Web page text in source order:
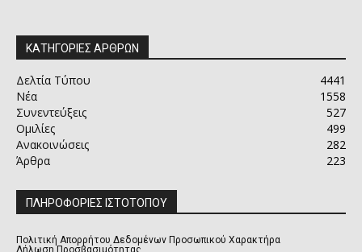
ΚΑΤΗΓΟΡΙΕΣ ΑΡΘΡΩΝ
Δελτία Τύπου
4441
Νέα
1558
Συνεντεύξεις
527
Ομιλίες
499
Ανακοινώσεις
282
Άρθρα
223
ΠΛΗΡΟΦΟΡΙΕΣ ΙΣΤΟΤΟΠΟΥ
Πολιτική Απορρήτου Δεδομένων Προσωπικού Χαρακτήρα
Δήλωση Προσβασιμότητας